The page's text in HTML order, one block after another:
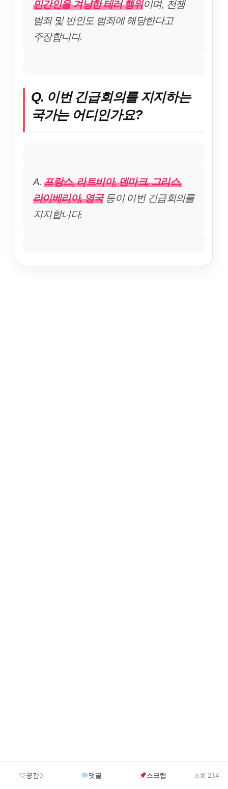
민간인을 겨냥한 테러 행위이며, 전쟁
범죄 및 반인도 범죄에 해당한다고
주장합니다.
Q. 이번 긴급회의를 지지하는
국가는 어디인가요?
A.프랑스, 라트비아, 덴마크, 그리스,
라이베리아, 영국등이 이번 긴급회의를
지지합니다.
공감0 댓글 스크랩 조회 234